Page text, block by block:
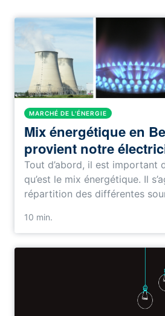
MARCHÉ DE L'ÉNERGIE
Mix énergétique en
provient notre
Tout d’abord, il est important
qu’est le mix énergétique. Il
répartition des différentes
10 min.